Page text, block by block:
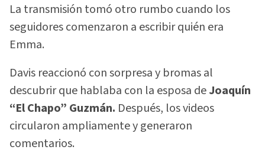
La transmisión tomó otro rumbo cuando los
seguidores comenzaron a escribir quién era
Emma.
Davis reaccionó con sorpresa y bromas al
descubrir que hablaba con la esposa deJoaquín
“El Chapo” Guzmán. Después, los videos
circularon ampliamente y generaron
comentarios.